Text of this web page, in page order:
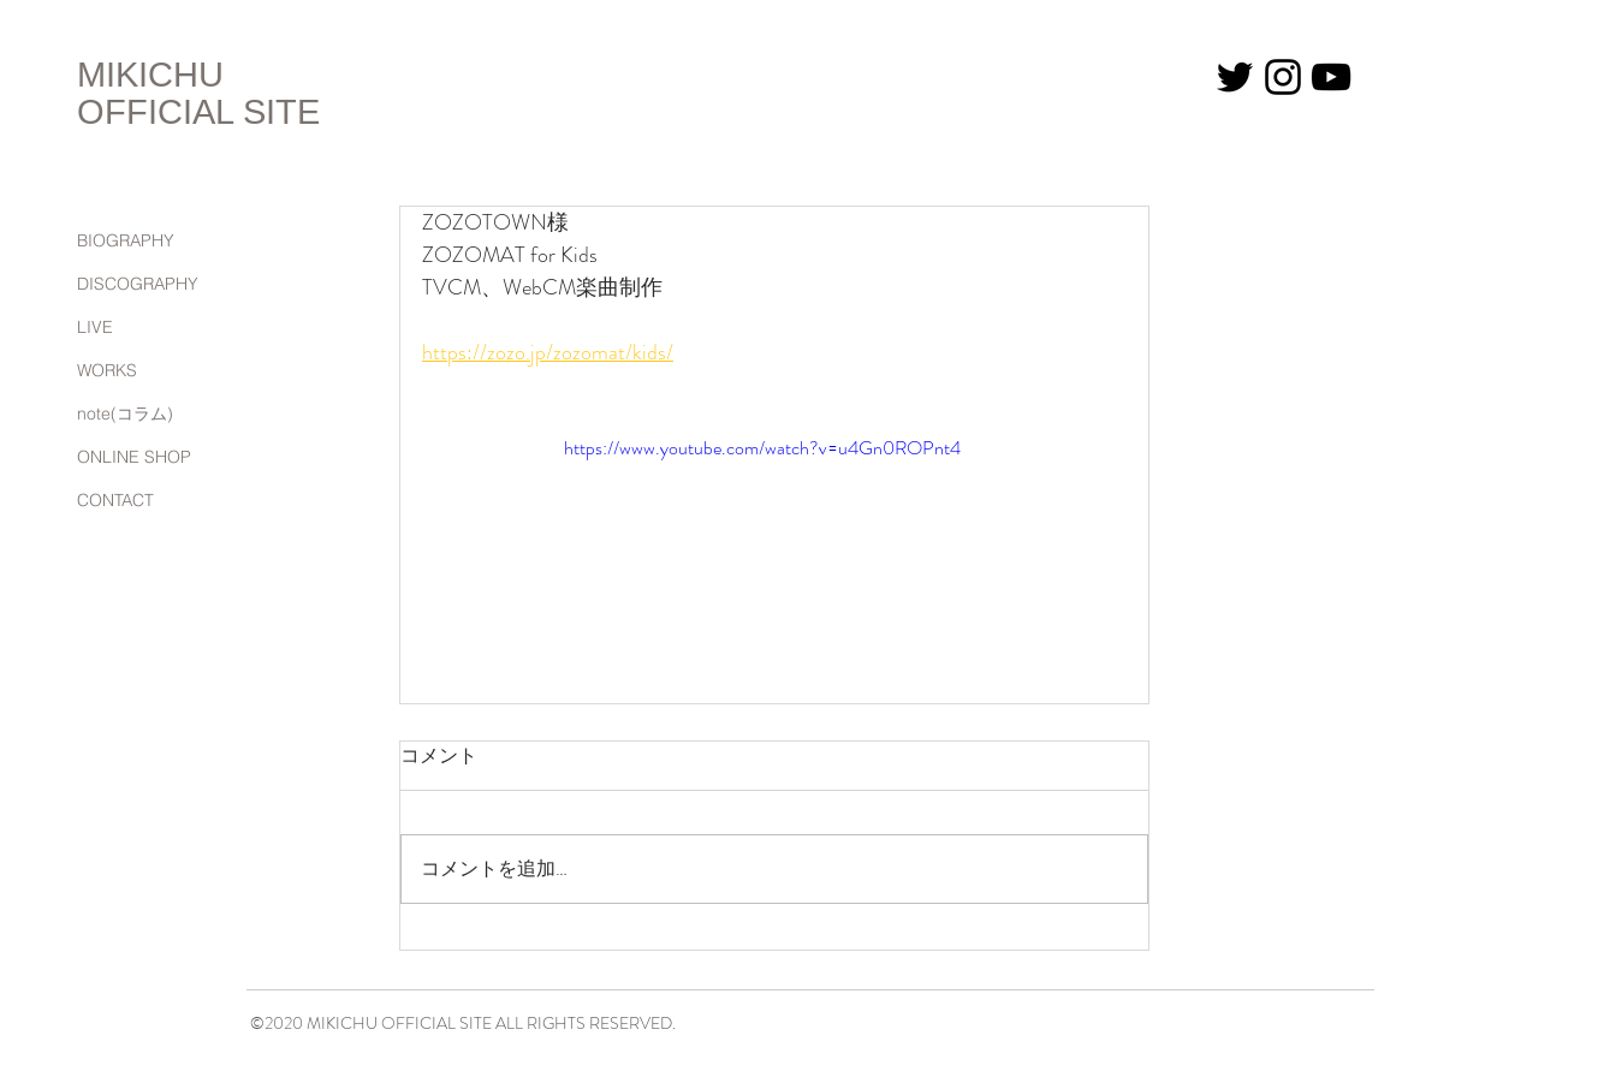
BIOGRAPHY
DISCOGRAPHY
LIVE
WORKS
note(コラム)
ONLINE SHOP
CONTACT
MIKICHU
OFFICIAL SITE
ZOZOTOWN様
ZOZOMAT for Kids
TVCM、WebCM楽曲制作
https://zozo.jp/zozomat/kids/
https://www.youtube.com/watch?v=u4Gn0ROPnt4
コメント
コメントを追加…
©2020 MIKICHU OFFICIAL SITE ALL RIGHTS RESERVED.